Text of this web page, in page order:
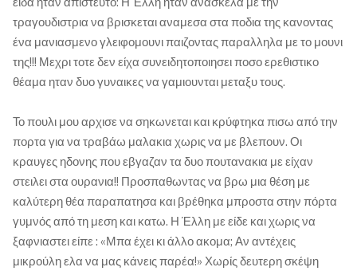
τραγουδιστρια να βρισκεται αναμεσα στα ποδια της κανοντας
ένα μανιασμενο γλειφομουνι παιζοντας παραλληλα με το μουνι
της!!! Μεχρι τοτε δεν είχα συνειδητοποιησει ποσο ερεθιστικο
θέαμα ηταν δυο γυναικες να γαμιουνται μεταξυ τους.
Το πουλι μου αρχισε να σηκωνεται και κρύφτηκα πισω από την
πορτα για να τραβάω μαλακια χωρις να με βλεπουν. Οι
κραυγες ηδονης που εβγαζαν τα δυο πουτανακια με είχαν
στειλει στα ουρανια!! Προσπαθωντας να βρω μια θέση με
καλύτερη θέα παραπατησα και βρέθηκα μπροστα στην πόρτα
γυμνός από τη μεση και κατω. Η Έλλη με είδε και χωρις να
ξαφνιαστει είπε : «Μπα έχει κι άλλο ακομα; Αν αντέχεις
μικρούλη ελα να μας κάνεις παρέα!» Χωρίς δευτερη σκέψη